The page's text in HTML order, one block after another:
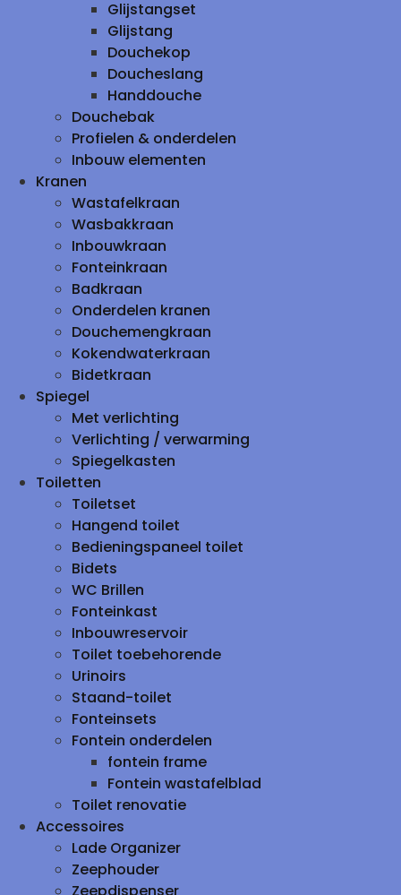
Glijstangset
Glijstang
Douchekop
Doucheslang
Handdouche
Douchebak
Profielen & onderdelen
Inbouw elementen
Kranen
Wastafelkraan
Wasbakkraan
Inbouwkraan
Fonteinkraan
Badkraan
Onderdelen kranen
Douchemengkraan
Kokendwaterkraan
Bidetkraan
Spiegel
Met verlichting
Verlichting / verwarming
Spiegelkasten
Toiletten
Toiletset
Hangend toilet
Bedieningspaneel toilet
Bidets
WC Brillen
Fonteinkast
Inbouwreservoir
Toilet toebehorende
Urinoirs
Staand-toilet
Fonteinsets
Fontein onderdelen
fontein frame
Fontein wastafelblad
Toilet renovatie
Accessoires
Lade Organizer
Zeephouder
Zeepdispenser